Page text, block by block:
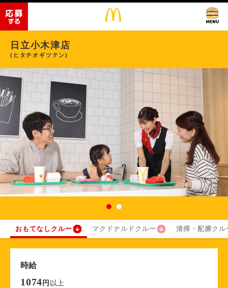
日立小木津店
(ヒタチオギツテン)
おもてなしクルー マクドナルドクルー 清掃・配膳クル
時給
1074 円 以上